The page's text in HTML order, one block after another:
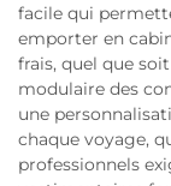
facile qui
emporter en
frais, quel que
modulaire des
une
chaque voyage,
professionnels